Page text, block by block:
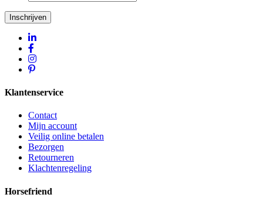
Inschrijven
Klantenservice
Contact
Mijn account
Veilig online betalen
Bezorgen
Retourneren
Klachtenregeling
Horsefriend